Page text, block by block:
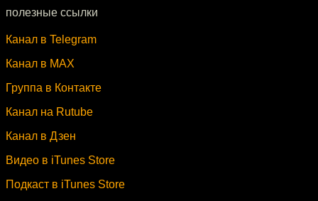
полезные ссылки
Канал в Telegram
Канал в MAX
Группа в Контакте
Канал на Rutube
Канал в Дзен
Видео в iTunes Store
Подкаст в iTunes Store